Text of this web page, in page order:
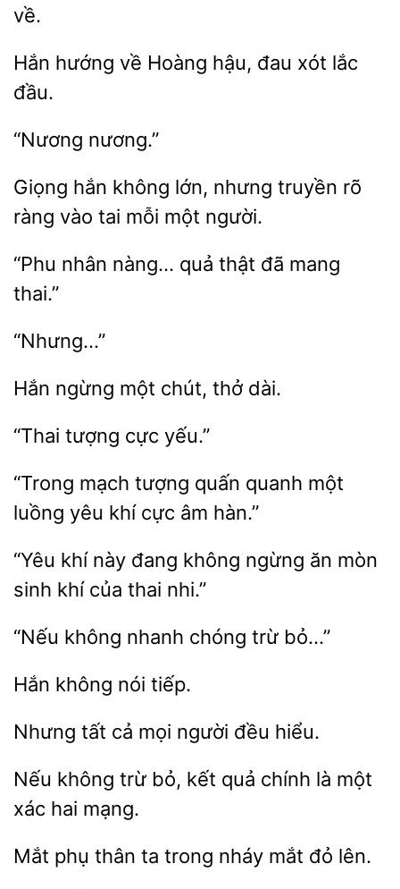
Hắn hướng về Hoàng
xót
đầu.
Giọng không lớn,
truyền
ràng vào tai mỗi một người.
“Phu quả thật
mang
thai.”
“Nhưng…”
ngừng một dài.
“Thai
“Trong mạch tượng
quanh một
luồng yêu
âm hàn.”
“Yêu khí này
ngừng ăn mòn
khí của thai nhi.”
không nhanh bỏ…”
nói
Nhưng cả đều hiểu.
Nếu không trừ bỏ,
quả chính là
xác hai
phụ thân trong nháy mắt đỏ